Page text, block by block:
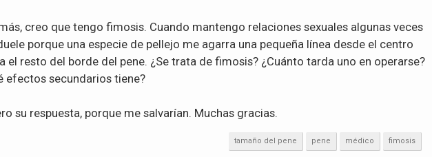
creo que tengo fimosis. Cuando mantengo relaciones sexuales algunas veces
porque una especie de pellejo me agarra una pequeña línea desde el centro
el resto del borde del pene. ¿Se trata de fimosis? ¿Cuánto tarda uno en operarse?
efectos secundarios tiene?
su respuesta, porque me salvarían. Muchas gracias.
tamaño del pene pene médico fimosis